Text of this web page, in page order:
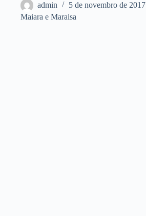
admin
5 de novembro de 2017
Maiara e Maraisa